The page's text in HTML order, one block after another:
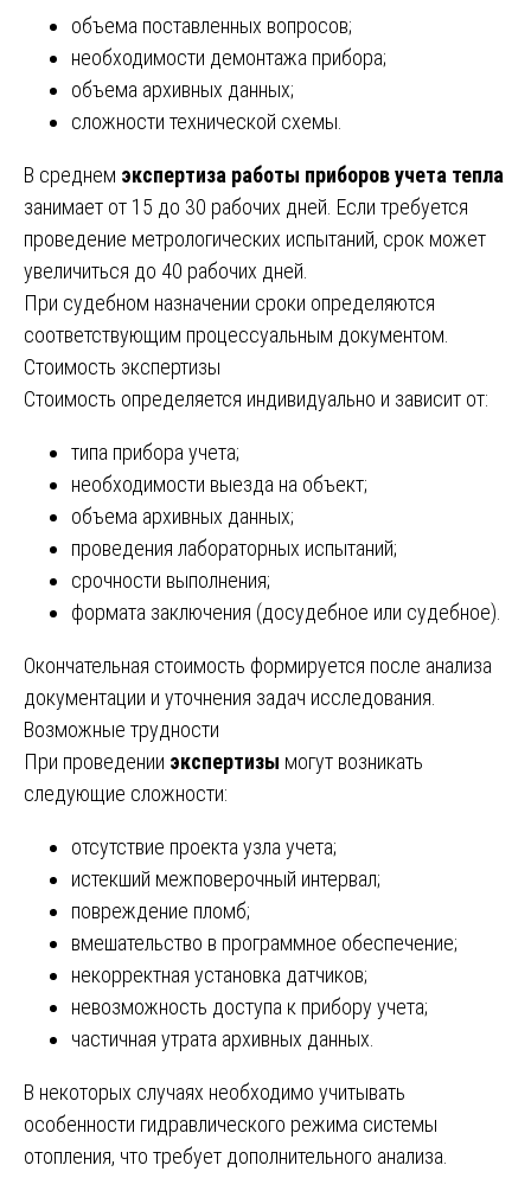
объема поставленных вопросов;
необходимости демонтажа прибора;
объема архивных данных;
сложности технической схемы.
В среднем экспертиза работы приборов учета тепла
занимает от 15 до 30 рабочих дней. Если требуется
проведение метрологических испытаний, срок может
увеличиться до 40 рабочих дней.
При судебном назначении сроки определяются
соответствующим процессуальным документом.
Стоимость экспертизы
Стоимость определяется индивидуально и зависит от:
типа прибора учета;
необходимости выезда на объект;
объема архивных данных;
проведения лабораторных испытаний;
срочности выполнения;
формата заключения (досудебное или судебное).
Окончательная стоимость формируется после анализа
документации и уточнения задач исследования.
Возможные трудности
При проведении экспертизы могут возникать
следующие сложности:
отсутствие проекта узла учета;
истекший межповерочный интервал;
повреждение пломб;
вмешательство в программное обеспечение;
некорректная установка датчиков;
невозможность доступа к прибору учета;
частичная утрата архивных данных.
В некоторых случаях необходимо учитывать
особенности гидравлического режима системы
отопления, что требует дополнительного анализа.